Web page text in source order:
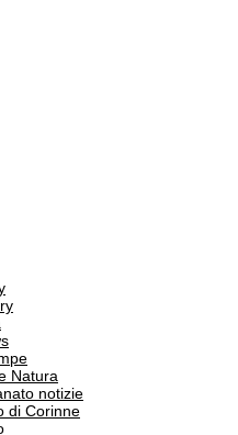
Natura
notizie
di Corinne